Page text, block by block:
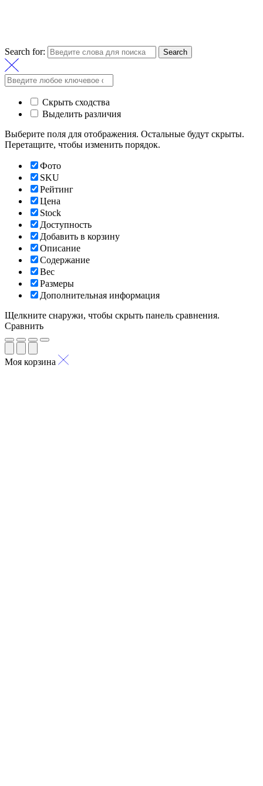
Search for: Search
Скрыть сходства
Выделить различия
Выберите поля для отображения. Остальные будут скрыты.
Перетащите, чтобы изменить порядок.
Фото
SKU
Рейтинг
Цена
Stock
Доступность
Добавить в корзину
Описание
Содержание
Вес
Размеры
Дополнительная информация
Щелкните снаружи, чтобы скрыть панель сравнения.
Сравнить
Моя корзина